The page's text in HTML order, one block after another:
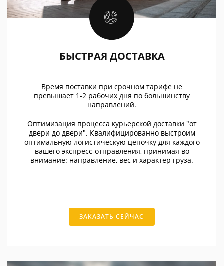
БЫСТРАЯ ДОСТАВКА
Время поставки при срочном тарифе не
превышает 1-2 рабочих дня по большинству
направлений.
Оптимизация процесса курьерской доставки "от
двери до двери". Квалифицированно выстроим
оптимальную логистическую цепочку для каждого
вашего экспресс-отправления, принимая во
внимание: направление, вес и характер груза.
ЗАКАЗАТЬ СЕЙЧАС